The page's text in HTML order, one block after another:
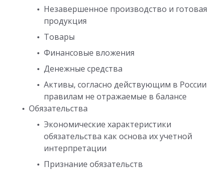
Незавершенное производство и готовая
продукция
Товары
Финансовые вложения
Денежные средства
Активы, согласно действующим в России
правилам не отражаемые в балансе
Обязательства
Экономические характеристики
обязательства как основа их учетной
интерпретации
Признание обязательств